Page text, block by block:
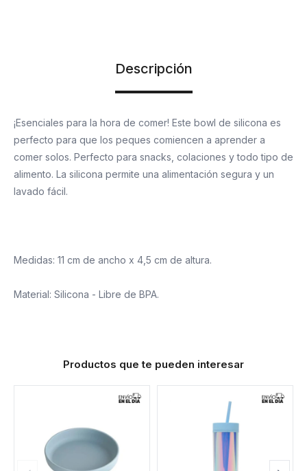
Descripción
¡Esenciales para la hora de comer! Este bowl de silicona es
perfecto para que los peques comiencen a aprender a
comer solos. Perfecto para snacks, colaciones y todo tipo de
alimento. La silicona permite una alimentación segura y un
lavado fácil.
Medidas: 11 cm de ancho x 4,5 cm de altura.
Material: Silicona - Libre de BPA.
Productos que te pueden interesar